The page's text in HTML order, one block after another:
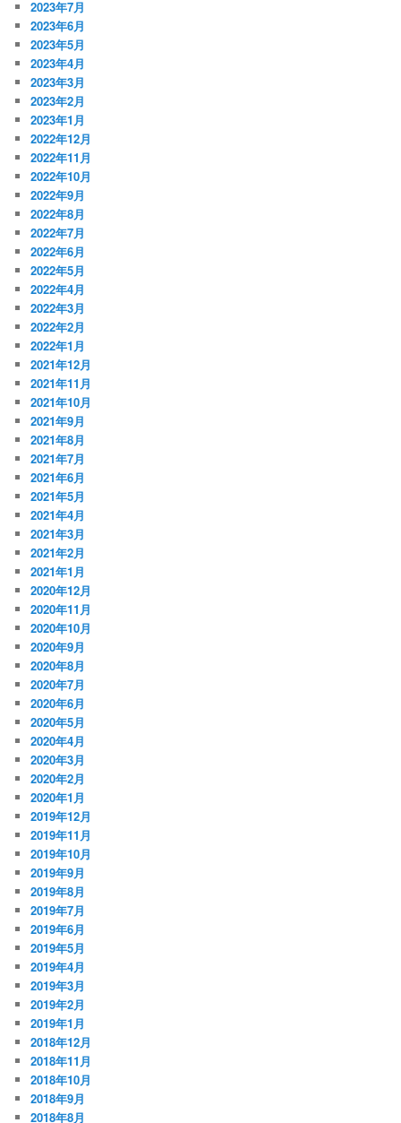
2023年7月
2023年6月
2023年5月
2023年4月
2023年3月
2023年2月
2023年1月
2022年12月
2022年11月
2022年10月
2022年9月
2022年8月
2022年7月
2022年6月
2022年5月
2022年4月
2022年3月
2022年2月
2022年1月
2021年12月
2021年11月
2021年10月
2021年9月
2021年8月
2021年7月
2021年6月
2021年5月
2021年4月
2021年3月
2021年2月
2021年1月
2020年12月
2020年11月
2020年10月
2020年9月
2020年8月
2020年7月
2020年6月
2020年5月
2020年4月
2020年3月
2020年2月
2020年1月
2019年12月
2019年11月
2019年10月
2019年9月
2019年8月
2019年7月
2019年6月
2019年5月
2019年4月
2019年3月
2019年2月
2019年1月
2018年12月
2018年11月
2018年10月
2018年9月
2018年8月